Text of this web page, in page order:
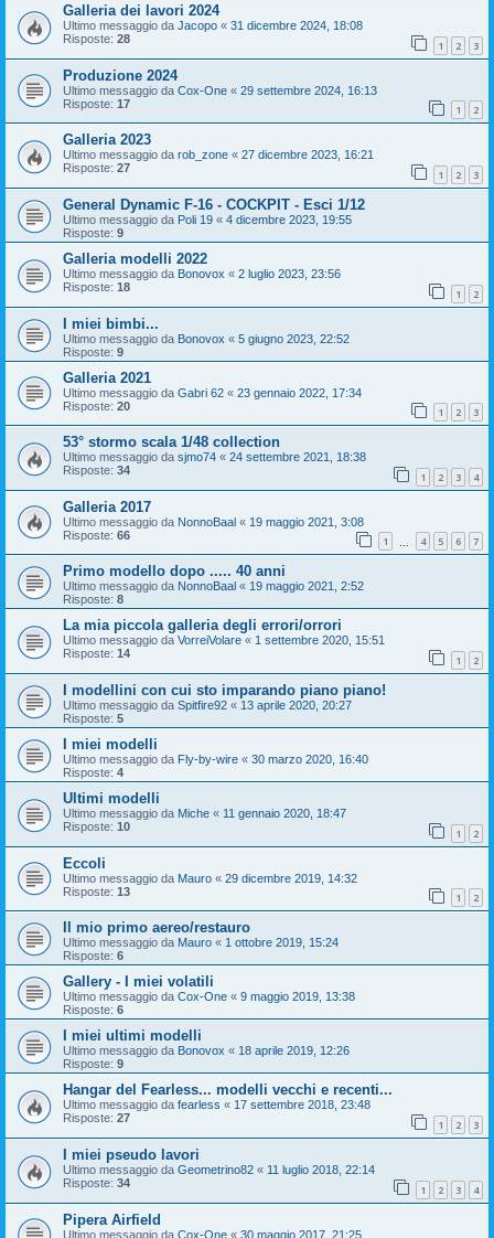
Galleria dei lavori 2024
Ultimo messaggio da Jacopo « 31 dicembre 2024, 18:08
Risposte: 28 1 2 3
Produzione 2024
Ultimo messaggio da Cox-One « 29 settembre 2024, 16:13
Risposte: 17 1 2
Galleria 2023
Ultimo messaggio da rob_zone « 27 dicembre 2023, 16:21
Risposte: 27 1 2 3
General Dynamic F-16 - COCKPIT - Esci 1/12
Ultimo messaggio da Poli 19 « 4 dicembre 2023, 19:55
Risposte: 9
Galleria modelli 2022
Ultimo messaggio da Bonovox « 2 luglio 2023, 23:56
Risposte: 18 1 2
I miei bimbi...
Ultimo messaggio da Bonovox « 5 giugno 2023, 22:52
Risposte: 9
Galleria 2021
Ultimo messaggio da Gabri 62 « 23 gennaio 2022, 17:34
Risposte: 20 1 2 3
53° stormo scala 1/48 collection
Ultimo messaggio da sjmo74 « 24 settembre 2021, 18:38
Risposte: 34 1 2 3 4
Galleria 2017
Ultimo messaggio da NonnoBaal « 19 maggio 2021, 3:08
Risposte: 66 1 4 5 6 7
Primo modello dopo ..... 40 anni
Ultimo messaggio da NonnoBaal « 19 maggio 2021, 2:52
Risposte: 8
La mia piccola galleria degli errori/orrori
Ultimo messaggio da VorreiVolare « 1 settembre 2020, 15:51
Risposte: 14 1 2
I modellini con cui sto imparando piano piano!
Ultimo messaggio da Spitfire92 « 13 aprile 2020, 20:27
Risposte: 5
I miei modelli
Ultimo messaggio da Fly-by-wire « 30 marzo 2020, 16:40
Risposte: 4
Ultimi modelli
Ultimo messaggio da Miche « 11 gennaio 2020, 18:47
Risposte: 10 1 2
Eccoli
Ultimo messaggio da Mauro « 29 dicembre 2019, 14:32
Risposte: 13 1 2
Il mio primo aereo/restauro
Ultimo messaggio da Mauro « 1 ottobre 2019, 15:24
Risposte: 6
Gallery - I miei volatili
Ultimo messaggio da Cox-One « 9 maggio 2019, 13:38
Risposte: 6
I miei ultimi modelli
Ultimo messaggio da Bonovox « 18 aprile 2019, 12:26
Risposte: 9
Hangar del Fearless... modelli vecchi e recenti...
Ultimo messaggio da fearless « 17 settembre 2018, 23:48
Risposte: 27 1 2 3
I miei pseudo lavori
Ultimo messaggio da Geometrino82 « 11 luglio 2018, 22:14
Risposte: 34 1 2 3 4
Pipera Airfield
Ultimo messaggio da Cox-One « 30 maggio 2017, 21:25